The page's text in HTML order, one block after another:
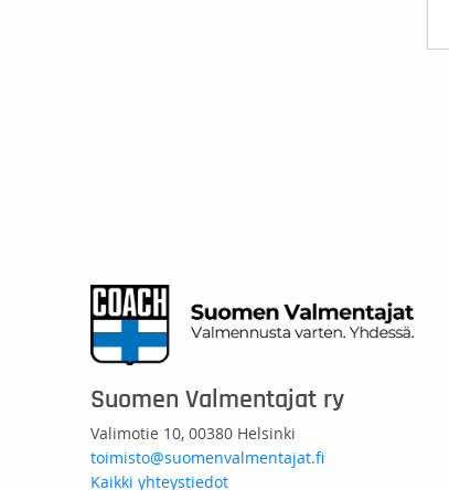
Suomen Valmentajat ry
Valimotie 10, 00380 Helsinki
toimisto@suomenvalmentajat.fi
Kaikki yhteystiedot